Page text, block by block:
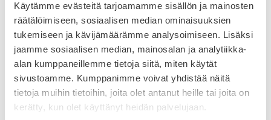
Käytämme evästeitä tarjoamamme sisällön ja mainosten
räätälöimiseen, sosiaalisen median ominaisuuksien
tukemiseen ja kävijämäärämme analysoimiseen. Lisäksi
jaamme sosiaalisen median, mainosalan ja analytiikka-
alan kumppaneillemme tietoja siitä, miten käytät
sivustoamme. Kumppanimme voivat yhdistää näitä
tietoja muihin tietoihin, joita olet antanut heille tai joita on
kerätty, kun olet käyttänyt heidän palvelujaan.
Peripera | Ink Thin
Brush Liner
5:stä
7,90€
Varasto loppu.Liity
odotuslistalle tästä
, niin
saat ilmoituksen, kun
tuote on jälleen
saatavilla.
BBIA | Last Auto Gel
5:stä
14,90€
Valitse vaihtoehdoista